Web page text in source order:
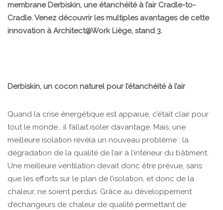
membrane Derbiskin, une étanchéité à l’air Cradle-to-
Cradle. Venez découvrir les multiples avantages de cette
innovation à Architect@Work Liège, stand 3.
Derbiskin, un cocon naturel pour l’étanchéité à l’air
Quand la crise énergétique est apparue, c’était clair pour
tout le monde… il fallait isoler davantage. Mais, une
meilleure isolation révéla un nouveau problème : la
dégradation de la qualité de l’air à l’intérieur du bâtiment.
Une meilleure ventilation devait donc être prévue, sans
que les efforts sur le plan de l’isolation, et donc de la
chaleur, ne soient perdus. Grâce au développement
d’échangeurs de chaleur de qualité permettant de